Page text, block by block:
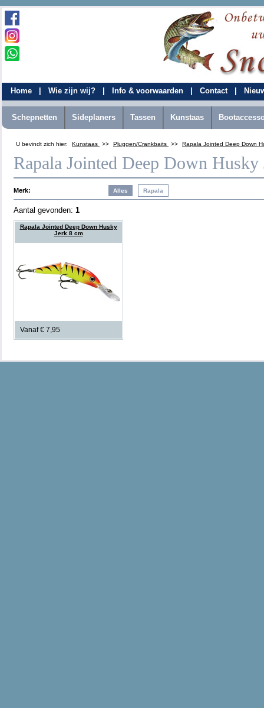
Home Wie zijn wij? Info & voorwaarden Contact
Schepnetten Sideplaners Tassen Kunstaas
U bevindt zich hier: Kunstaas >> Pluggen/Crankbaits >> Rapala Jointed Deep Down
Rapala Jointed Deep Down Husky
Merk:
Aantal gevonden: 1
Rapala Jointed Deep Down Husky
Jerk 8 cm
Vanaf € 7,95